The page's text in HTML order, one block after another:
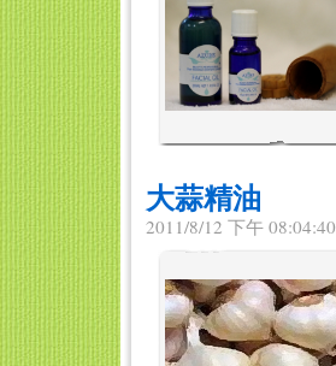
大蒜精油
2011/8/12 下午 08:04:40